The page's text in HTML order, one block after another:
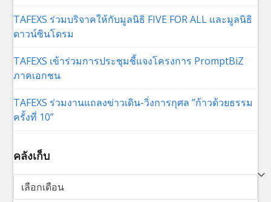
TAFEXS ร่วมบริจาคให้กับมูลนิธิ FIVE FOR ALL และมูลนิธิ
ดาวน์ซินโดรม
TAFEXS เข้าร่วมการประชุมชี้แจงโครงการ PromptBiZ
ภาคเอกชน
TAFEXS ร่วมงานแถลงข่าวเดิน-วิ่งการกุศล ”ก้าวด้วยธรรม
ครั้งที่ 10”
คลังเก็บ
คลัง
เก็บ